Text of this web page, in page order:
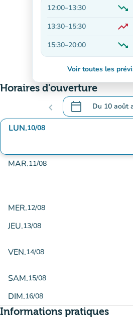
12:00–13:30 trending_down
13:30–15:30 trending_up
15:30–20:00 trending_down
En
Voir toutes les
Horaires d'ouverture
chevron_left calendar_today Du 10 août
.Ouvrir le
LUN.10/08
MAR.11/08
MER.12/08
JEU.13/08
VEN.14/08
SAM.15/08
DIM.16/08
Informations pratiques